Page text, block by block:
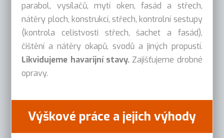
parabol, vysílačů, mytí oken, fasád a střech,
nátěry ploch, konstrukcí, střech, kontrolní sestupy
(kontrola celistvosti střech, šachet a fasád),
čištění a nátěry okapů, svodů a jiných propustí.
Likvidujeme havarijní stavy. Zajišťujeme drobné
opravy.
Výškové práce a jejich výhody